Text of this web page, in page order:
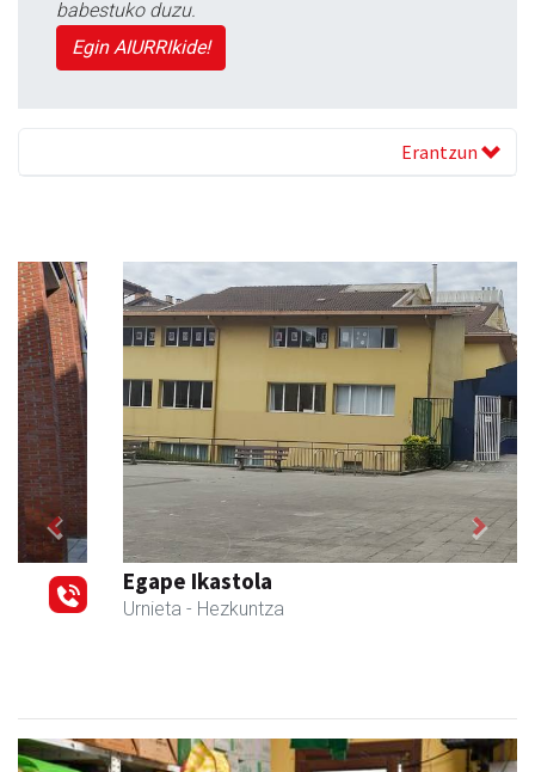
babestuko duzu.
Egin AIURRIkide!
Erantzun
Egape Ikastola
Urnieta - Hezkuntza
Previous Next